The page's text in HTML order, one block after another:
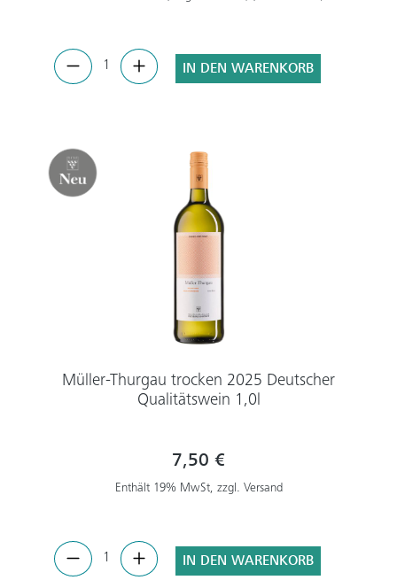
IN DEN WARENKORB
Müller-Thurgau trocken 2025 Deutscher
Qualitätswein 1,0l
7,50 €
Enthält 19% MwSt, zzgl. Versand
IN DEN WARENKORB